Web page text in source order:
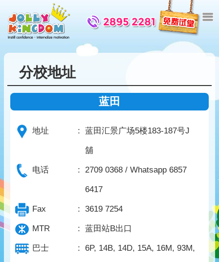
分校地址
蓝田
地址 : 蓝田汇景广场5楼183-187号J
舖
电话 : 2709 0368 / Whatsapp 6857
6417
Fax : 3619 7254
MTR : 蓝田站B出口
巴士 : 6P, 14B, 14D, 15A, 16M, 93M,